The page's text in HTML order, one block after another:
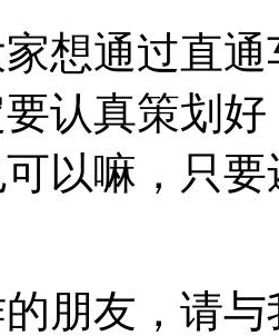
想通过直
认真策划
以嘛，只
朋友，请